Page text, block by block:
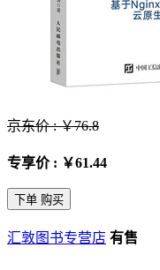
京东价 : ￥76.8
专享价 : ￥61.44
下单 购买
汇敦图书专营店 有售